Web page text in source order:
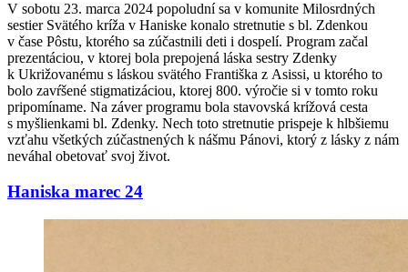
V sobotu 23. marca 2024 popoludní sa v komunite Milosrdných
sestier Svätého kríža v Haniske konalo stretnutie s bl. Zdenkou
v čase Pôstu, ktorého sa zúčastnili deti i dospelí. Program začal
prezentáciou, v ktorej bola prepojená láska sestry Zdenky
k Ukrižovanému s láskou svätého Františka z Asissi, u ktorého to
bolo zavŕšené stigmatizáciou, ktorej 800. výročie si v tomto roku
pripomíname. Na záver programu bola stavovská krížová cesta
s myšlienkami bl. Zdenky. Nech toto stretnutie prispeje k hlbšiemu
vzťahu všetkých zúčastnených k nášmu Pánovi, ktorý z lásky z nám
neváhal obetovať svoj život.
Haniska marec 24